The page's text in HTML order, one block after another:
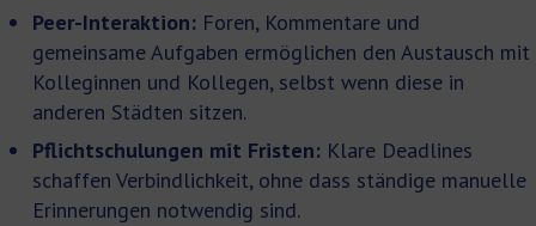
Peer-Interaktion: Foren, Kommentare und
gemeinsame Aufgaben ermöglichen den Austausch mit
Kolleginnen und Kollegen, selbst wenn diese in
anderen Städten sitzen.
Pflichtschulungen mit Fristen: Klare Deadlines
schaffen Verbindlichkeit, ohne dass ständige manuelle
Erinnerungen notwendig sind.